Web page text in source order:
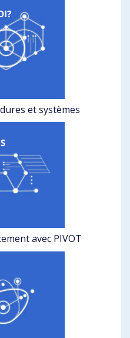
et systèmes
avec PIVOT